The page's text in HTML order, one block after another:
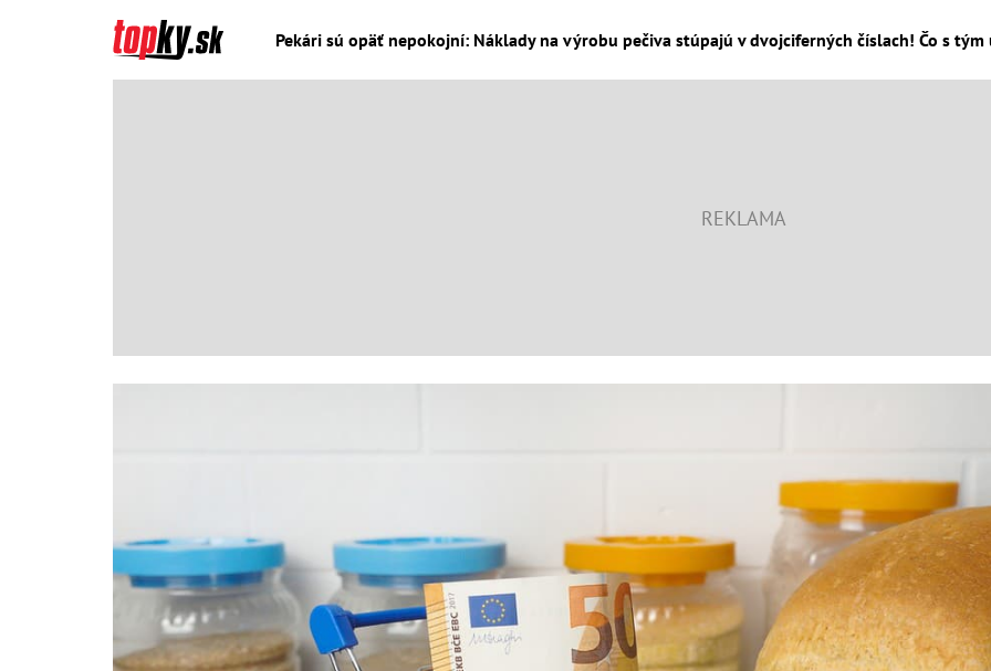
Pekári sú opäť nepokojní: Náklady na výrobu pečiva stúpajú v dvojciferných číslach! Čo s